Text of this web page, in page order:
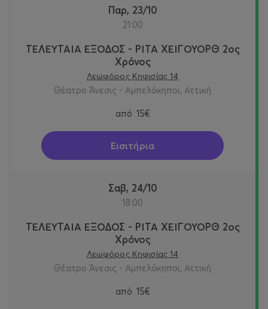
Παρ, 23/10
21:00
ΤΕΛΕΥΤΑΙΑ ΕΞΟΔΟΣ - ΡΙΤΑ ΧΕΙΓΟΥΟΡΘ 2oς
Χρόνος
Λεωφόρος Κηφισίας 14
Θέατρο Άνεσις - Αμπελόκηποι, Αττική
από 15€
Εισιτήρια
Σαβ, 24/10
18:00
ΤΕΛΕΥΤΑΙΑ ΕΞΟΔΟΣ - ΡΙΤΑ ΧΕΙΓΟΥΟΡΘ 2oς
Χρόνος
Λεωφόρος Κηφισίας 14
Θέατρο Άνεσις - Αμπελόκηποι, Αττική
από 15€